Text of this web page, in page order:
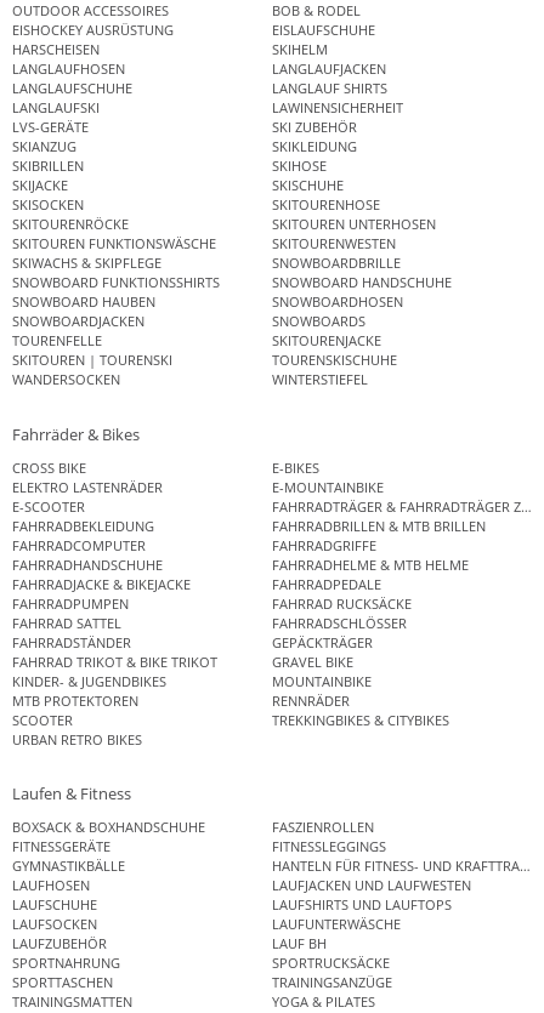
OUTDOOR ACCESSOIRES
BOB & RODEL
EISHOCKEY AUSRÜSTUNG
EISLAUFSCHUHE
HARSCHEISEN
SKIHELM
LANGLAUFHOSEN
LANGLAUFJACKEN
LANGLAUFSCHUHE
LANGLAUF SHIRTS
LANGLAUFSKI
LAWINENSICHERHEIT
LVS-GERÄTE
SKI ZUBEHÖR
SKIANZUG
SKIKLEIDUNG
SKIBRILLEN
SKIHOSE
SKIJACKE
SKISCHUHE
SKISOCKEN
SKITOURENHOSE
SKITOURENRÖCKE
SKITOUREN UNTERHOSEN
SKITOUREN FUNKTIONSWÄSCHE
SKITOURENWESTEN
SKIWACHS & SKIPFLEGE
SNOWBOARDBRILLE
SNOWBOARD FUNKTIONSSHIRTS
SNOWBOARD HANDSCHUHE
SNOWBOARD HAUBEN
SNOWBOARDHOSEN
SNOWBOARDJACKEN
SNOWBOARDS
TOURENFELLE
SKITOURENJACKE
SKITOUREN | TOURENSKI
TOURENSKISCHUHE
WANDERSOCKEN
WINTERSTIEFEL
Fahrräder & Bikes
CROSS BIKE
E-BIKES
ELEKTRO LASTENRÄDER
E-MOUNTAINBIKE
E-SCOOTER
FAHRRADTRÄGER & FAHRRADTRÄGER
FAHRRADBEKLEIDUNG
FAHRRADBRILLEN & MTB BRILLEN
FAHRRADCOMPUTER
FAHRRADGRIFFE
FAHRRADHANDSCHUHE
FAHRRADHELME & MTB HELME
FAHRRADJACKE & BIKEJACKE
FAHRRADPEDALE
FAHRRADPUMPEN
FAHRRAD RUCKSÄCKE
FAHRRAD SATTEL
FAHRRADSCHLÖSSER
FAHRRADSTÄNDER
GEPÄCKTRÄGER
FAHRRAD TRIKOT & BIKE TRIKOT
GRAVEL BIKE
KINDER- & JUGENDBIKES
MOUNTAINBIKE
MTB PROTEKTOREN
RENNRÄDER
SCOOTER
TREKKINGBIKES & CITYBIKES
URBAN RETRO BIKES
Laufen & Fitness
BOXSACK & BOXHANDSCHUHE
FASZIENROLLEN
FITNESSGERÄTE
FITNESSLEGGINGS
GYMNASTIKBÄLLE
HANTELN FÜR FITNESS- UND
LAUFHOSEN
LAUFJACKEN UND LAUFWESTEN
LAUFSCHUHE
LAUFSHIRTS UND LAUFTOPS
LAUFSOCKEN
LAUFUNTERWÄSCHE
LAUFZUBEHÖR
LAUF BH
SPORTNAHRUNG
SPORTRUCKSÄCKE
SPORTTASCHEN
TRAININGSANZÜGE
TRAININGSMATTEN
YOGA & PILATES